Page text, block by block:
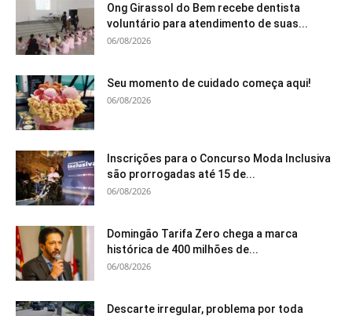
Ong Girassol do Bem recebe dentista
voluntário para atendimento de suas...
06/08/2026
Seu momento de cuidado começa aqui!
06/08/2026
Inscrições para o Concurso Moda Inclusiva
são prorrogadas até 15 de...
06/08/2026
Domingão Tarifa Zero chega a marca
histórica de 400 milhões de...
06/08/2026
Descarte irregular, problema por toda